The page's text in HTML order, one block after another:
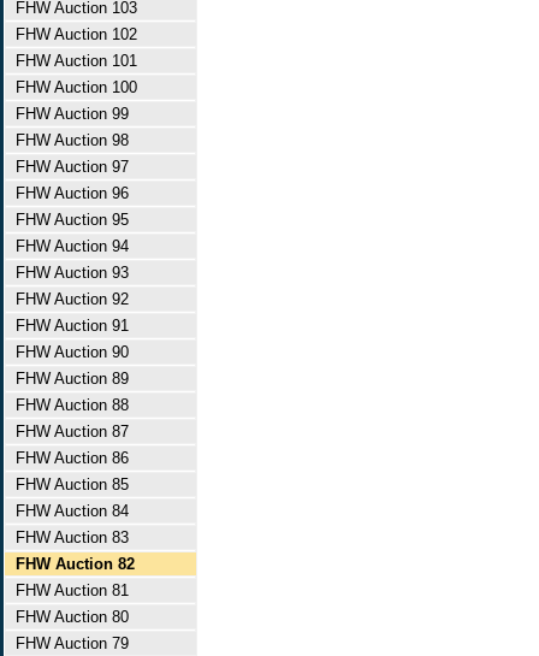
FHW Auction 103
FHW Auction 102
FHW Auction 101
FHW Auction 100
FHW Auction 99
FHW Auction 98
FHW Auction 97
FHW Auction 96
FHW Auction 95
FHW Auction 94
FHW Auction 93
FHW Auction 92
FHW Auction 91
FHW Auction 90
FHW Auction 89
FHW Auction 88
FHW Auction 87
FHW Auction 86
FHW Auction 85
FHW Auction 84
FHW Auction 83
FHW Auction 82
FHW Auction 81
FHW Auction 80
FHW Auction 79